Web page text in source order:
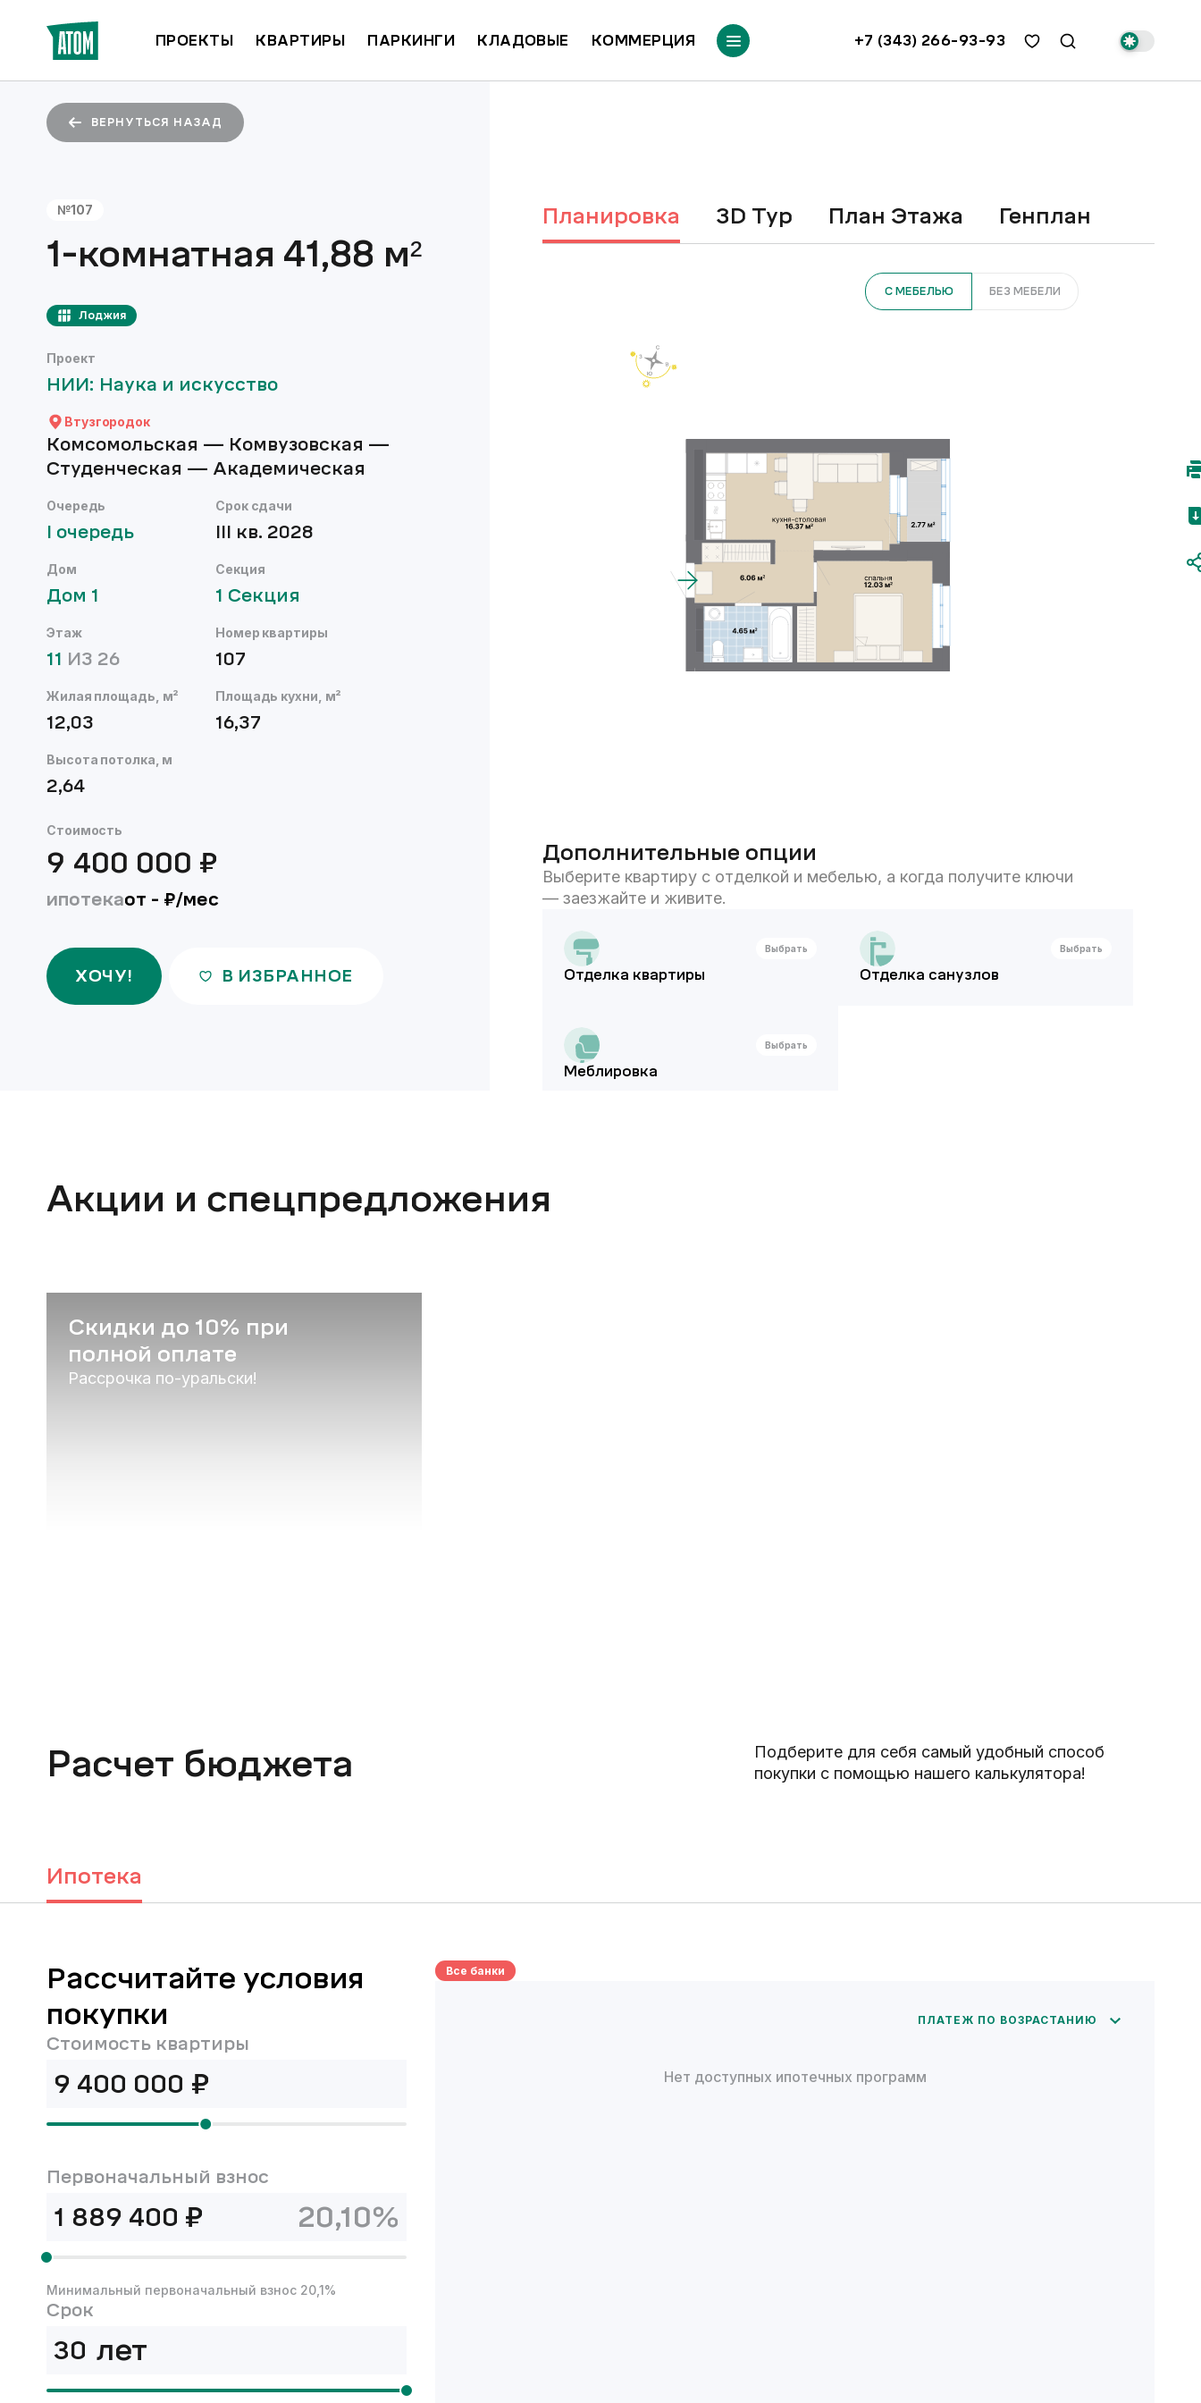
ПРОЕКТЫ КВАРТИРЫ ПАРКИНГИ КЛАДОВЫЕ КОММЕРЦИЯ +7 (343) 266-93-93
ВЕРНУТЬСЯ НАЗАД
№107
1-комнатная 41,88 м²
Лоджия
Проект
НИИ: Наука и искусство
Втузгородок
Комсомольская — Комвузовская —
Студенческая — Академическая
Очередь
I очередь
Срок сдачи
III кв. 2028
Дом
Дом 1
Секция
1 Секция
Этаж
11 ИЗ 26
Номер квартиры
107
Жилая площадь, м²
12,03
Площадь кухни, м²
16,37
Высота потолка, м
2,64
Стоимость
9 400 000 ₽
ипотекаот - ₽/мес
ХОЧУ! В ИЗБРАННОЕ
Планировка 3D Тур План Этажа Генплан
С МЕБЕЛЬЮ БЕЗ МЕБЕЛИ
Дополнительные опции
Выберите квартиру с отделкой и мебелью, а когда получите ключи
— заезжайте и живите.
Выбрать
Отделка квартиры
Выбрать
Отделка санузлов
Выбрать
Меблировка
Акции и спецпредложения
Скидки до 10% при
полной оплате
Рассрочка по-уральски!
Расчет бюджета
Подберите для себя самый удобный способ
покупки с помощью нашего калькулятора!
Ипотека
Рассчитайте условия
покупки
Стоимость квартиры
₽
Первоначальный взнос
₽ 20,10%
Минимальный первоначальный взнос 20,1%
Срок
лет
Все банки
ПЛАТЕЖ ПО ВОЗРАСТАНИЮ
Нет доступных ипотечных программ